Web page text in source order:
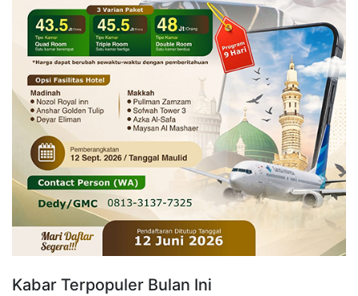
Kabar Terpopuler Bulan Ini